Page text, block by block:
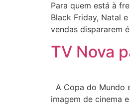
Para quem está à
Black Friday, Natal
vendas dispararem
TV Nova
A Copa do Mundo
imagem de cinema